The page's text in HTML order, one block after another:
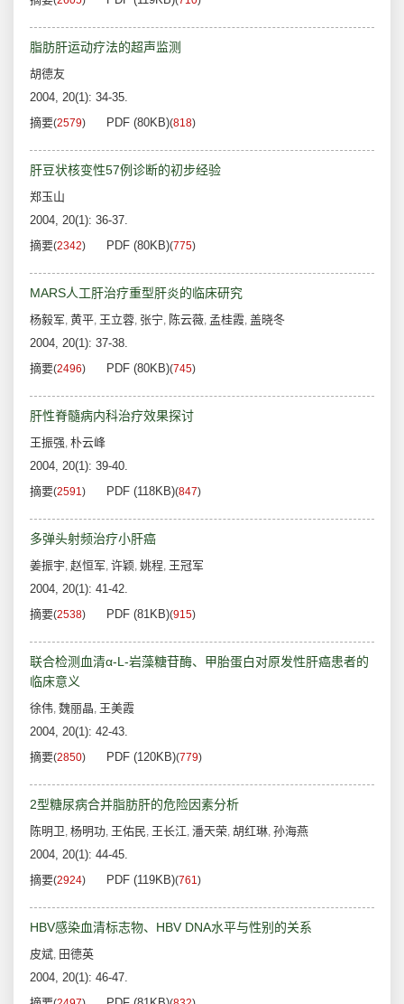
脂肪肝运动疗法的超声监测
胡德友
2004, 20(1): 34-35.
摘要(2579) PDF (80KB)(818)
肝豆状核变性57例诊断的初步经验
郑玉山
2004, 20(1): 36-37.
摘要(2342) PDF (80KB)(775)
MARS人工肝治疗重型肝炎的临床研究
杨毅军, 黄平, 王立蓉, 张宁, 陈云薇, 孟桂霞, 盖晓冬
2004, 20(1): 37-38.
摘要(2496) PDF (80KB)(745)
肝性脊髓病内科治疗效果探讨
王振强, 朴云峰
2004, 20(1): 39-40.
摘要(2591) PDF (118KB)(847)
多弹头射频治疗小肝癌
姜振宇, 赵恒军, 许颖, 姚程, 王冠军
2004, 20(1): 41-42.
摘要(2538) PDF (81KB)(915)
联合检测血清α-L-岩藻糖苷酶、甲胎蛋白对原发性肝癌患者的
临床意义
徐伟, 魏丽晶, 王美霞
2004, 20(1): 42-43.
摘要(2850) PDF (120KB)(779)
2型糖尿病合并脂肪肝的危险因素分析
陈明卫, 杨明功, 王佑民, 王长江, 潘天荣, 胡红琳, 孙海燕
2004, 20(1): 44-45.
摘要(2924) PDF (119KB)(761)
HBV感染血清标志物、HBV DNA水平与性别的关系
皮斌, 田德英
2004, 20(1): 46-47.